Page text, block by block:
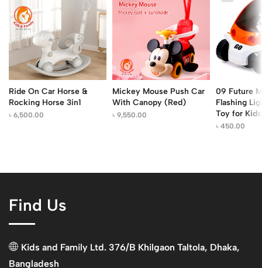
Ride On Car Horse &
Rocking Horse 3in1
৳ 6,500.00
Mickey Mouse Push Car
With Canopy (Red)
৳9,550.00
09 Future
Flashing
Toy for Kids
৳450.00
Find Us
Kids and Family Ltd. 376/B Khilgaon Taltola, Dhaka,
Bangladesh